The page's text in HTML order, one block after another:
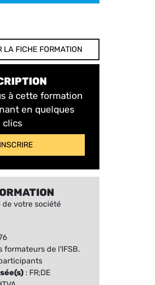
LA FICHE FORMATION
à cette formation
en quelques
clics
de votre société
formateurs de l'IFSB.
: FR;DE